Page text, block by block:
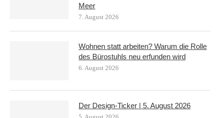
Meer
7. August 2026
Wohnen statt arbeiten? Warum die Rolle
des Bürostuhls neu erfunden wird
6. August 2026
Der Design-Ticker | 5. August 2026